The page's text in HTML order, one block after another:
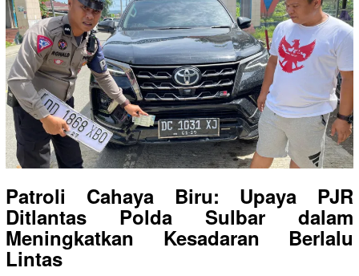
Patroli Cahaya Biru: Upaya PJR
Ditlantas Polda Sulbar dalam
Meningkatkan Kesadaran Berlalu
Lintas